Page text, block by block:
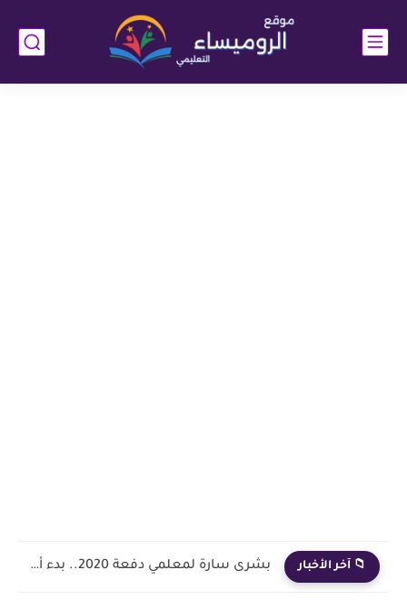
📁 آخر الأخبار بشرى سارة لمعلمي دفعة 2020.. بدء أول خطوة رسمية في...